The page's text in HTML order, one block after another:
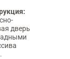
дверь